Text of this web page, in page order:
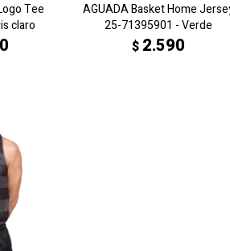
Tee
claro
AGUADA Basket Home
25-71395901 - Verde
$ 2.590